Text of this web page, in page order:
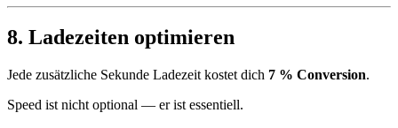
8. Ladezeiten optimieren
Jede zusätzliche Sekunde Ladezeit kostet dich 7 % Conversion.
Speed ist nicht optional — er ist essentiell.